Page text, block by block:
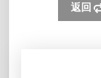
返回